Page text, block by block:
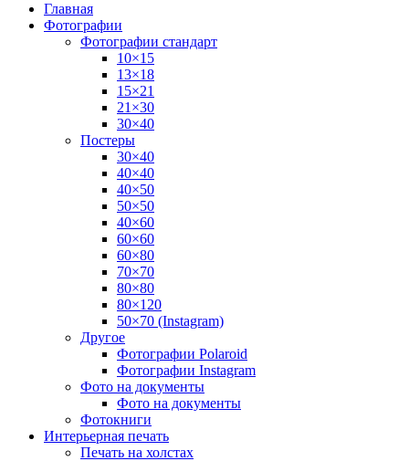
Главная
Фотографии
Фотографии стандарт
10×15
13×18
15×21
21×30
30×40
Постеры
30×40
40×40
40×50
50×50
40×60
60×60
60×80
70×70
80×80
80×120
50×70 (Instagram)
Другое
Фотографии Polaroid
Фотографии Instagram
Фото на документы
Фото на документы
Фотокниги
Интерьерная печать
Печать на холстах